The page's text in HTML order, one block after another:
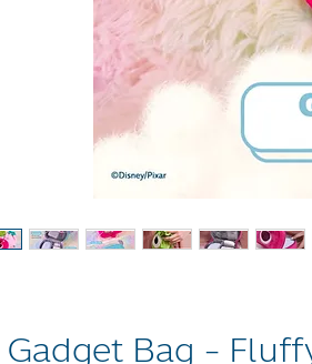
Gadget Bag -